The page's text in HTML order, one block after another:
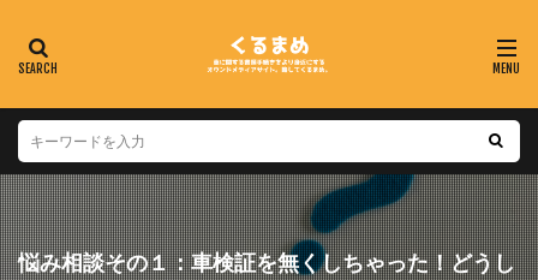
悩み相談その１：車検証を無くしちゃった！どうし